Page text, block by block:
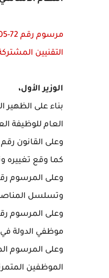
التقنيين
الوزير الأول،
العام للوظيفة
كما وقع تغييره
وتسلسل المناصب
موظفي الدولة في
الموظفين